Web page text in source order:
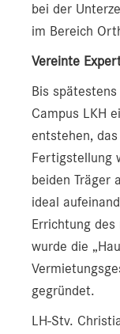
bei der
im Bereich
Vereinte
Bis
Campus LKH
entstehen,
Fertigstellung
beiden Träger
ideal
Errichtung des
wurde die
gegründet.
LH-Stv.